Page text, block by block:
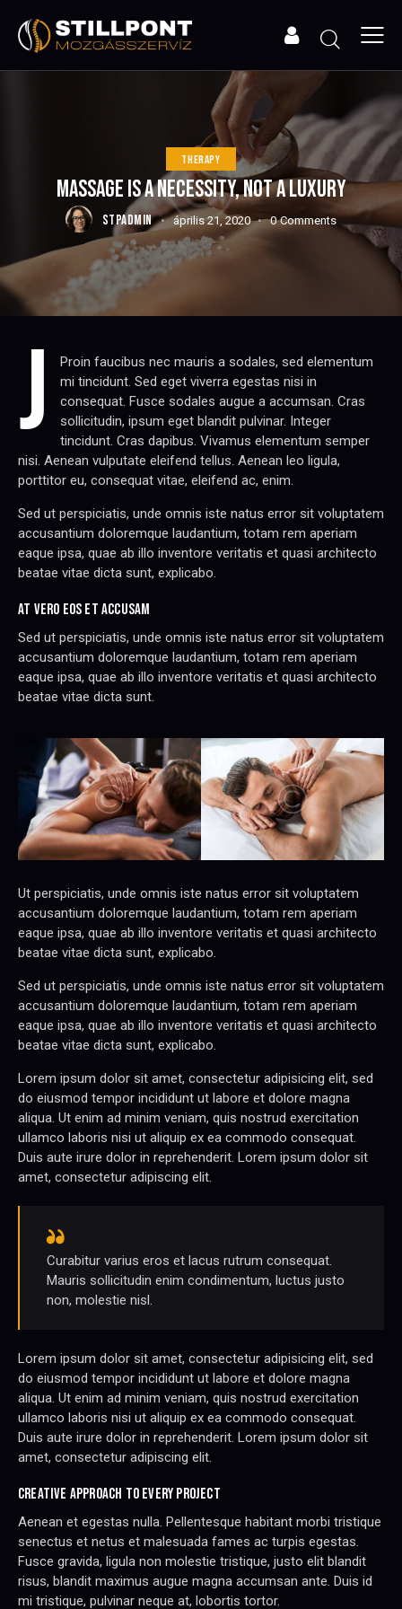
THERAPY
MASSAGE IS A NECESSITY, NOT A LUXURY
STPADMIN április 21, 2020 0 Comments
J
Proin faucibus nec mauris a sodales, sed elementum
mi tincidunt. Sed eget viverra egestas nisi in
consequat. Fusce sodales augue a accumsan. Cras
sollicitudin, ipsum eget blandit pulvinar. Integer
tincidunt. Cras dapibus. Vivamus elementum semper
nisi. Aenean vulputate eleifend tellus. Aenean leo ligula,
porttitor eu, consequat vitae, eleifend ac, enim.
Sed ut perspiciatis, unde omnis iste natus error sit voluptatem
accusantium doloremque laudantium, totam rem aperiam
eaque ipsa, quae ab illo inventore veritatis et quasi architecto
beatae vitae dicta sunt, explicabo.
AT VERO EOS ET ACCUSAM
Sed ut perspiciatis, unde omnis iste natus error sit voluptatem
accusantium doloremque laudantium, totam rem aperiam
eaque ipsa, quae ab illo inventore veritatis et quasi architecto
beatae vitae dicta sunt.
Ut perspiciatis, unde omnis iste natus error sit voluptatem
accusantium doloremque laudantium, totam rem aperiam
eaque ipsa, quae ab illo inventore veritatis et quasi architecto
beatae vitae dicta sunt, explicabo.
Sed ut perspiciatis, unde omnis iste natus error sit voluptatem
accusantium doloremque laudantium, totam rem aperiam
eaque ipsa, quae ab illo inventore veritatis et quasi architecto
beatae vitae dicta sunt, explicabo.
Lorem ipsum dolor sit amet, consectetur adipisicing elit, sed
do eiusmod tempor incididunt ut labore et dolore magna
aliqua. Ut enim ad minim veniam, quis nostrud exercitation
ullamco laboris nisi ut aliquip ex ea commodo consequat.
Duis aute irure dolor in reprehenderit. Lorem ipsum dolor sit
amet, consectetur adipiscing elit.
Curabitur varius eros et lacus rutrum consequat.
Mauris sollicitudin enim condimentum, luctus justo
non, molestie nisl.
Lorem ipsum dolor sit amet, consectetur adipisicing elit, sed
do eiusmod tempor incididunt ut labore et dolore magna
aliqua. Ut enim ad minim veniam, quis nostrud exercitation
ullamco laboris nisi ut aliquip ex ea commodo consequat.
Duis aute irure dolor in reprehenderit. Lorem ipsum dolor sit
amet, consectetur adipiscing elit.
CREATIVE APPROACH TO EVERY PROJECT
Aenean et egestas nulla. Pellentesque habitant morbi tristique
senectus et netus et malesuada fames ac turpis egestas.
Fusce gravida, ligula non molestie tristique, justo elit blandit
risus, blandit maximus augue magna accumsan ante. Duis id
mi tristique, pulvinar neque at, lobortis tortor.